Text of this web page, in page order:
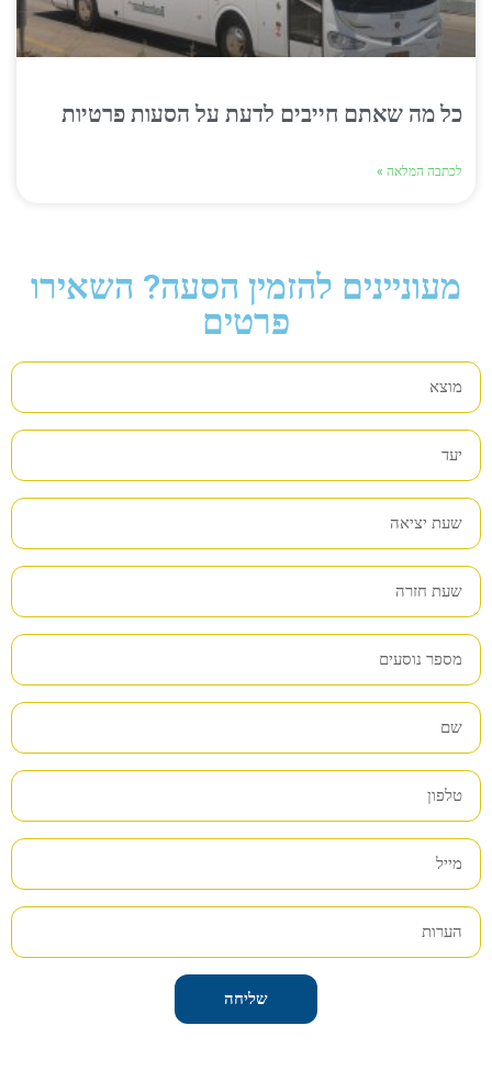
כל מה שאתם חייבים לדעת על הסעות פרטיות
לכתבה המלאה »
מעוניינים להזמין הסעה? השאירו
פרטים
שליחה